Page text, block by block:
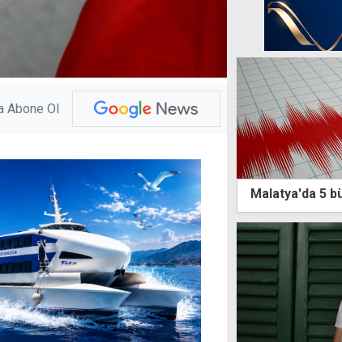
Abone Ol
Malatya'da 5